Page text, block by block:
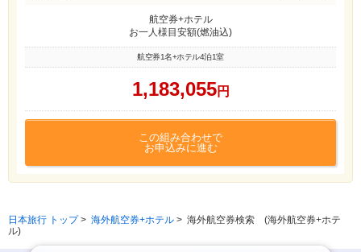
航空券+ホテル
お一人様目安額(燃油込)
航空券1名+ホテル4泊1室
1,183,055円
この組み合わせで
お申込みに進む
日本旅行 トップ> 海外航空券+ホテル > 海外航空券検索 (海外航空券+ホテ
ル)